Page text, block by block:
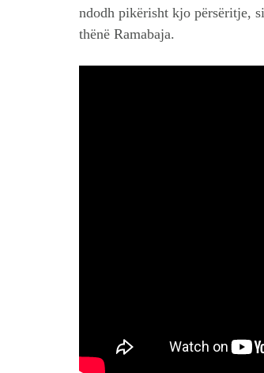
ndodh pikërisht kjo përsëritje,
thënë Ramabaja.